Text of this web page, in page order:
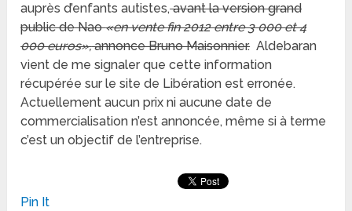
auprès d’enfants autistes,avant la version grand
public de Nao«en vente fin 2012 entre 3 000 et 4
000 euros»,annonce Bruno Maisonnier. Aldebaran
vient de me signaler que cette information
récupérée sur le site de Libération est erronée.
Actuellement aucun prix ni aucune date de
commercialisation n’est annoncée, même si à terme
c’est un objectif de l’entreprise.
Pin It